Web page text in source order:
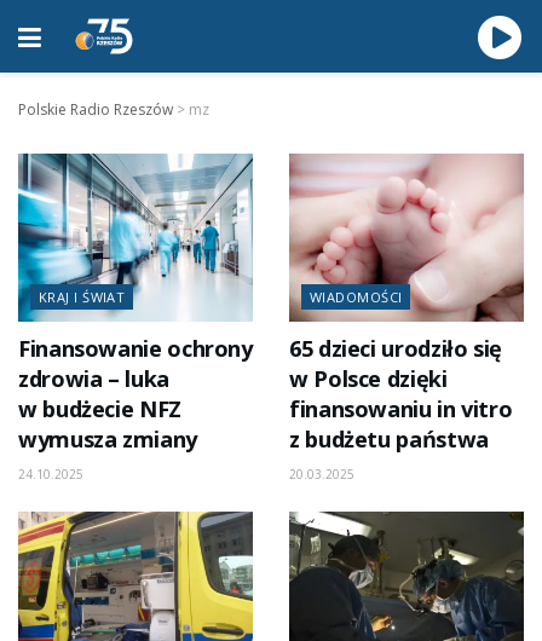
Polskie Radio Rzeszów > mz
KRAJ I ŚWIAT
Finansowanie ochrony
zdrowia – luka
w budżecie NFZ
wymusza zmiany
24.10.2025
WIADOMOŚCI
65 dzieci urodziło się
w Polsce dzięki
finansowaniu in vitro
z budżetu państwa
20.03.2025